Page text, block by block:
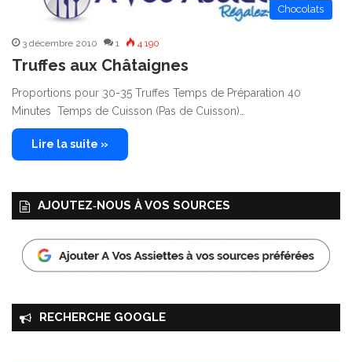
Chocolats
3 décembre 2010 1 4 190
Truffes aux Châtaignes
Proportions pour 30-35 Truffes Temps de Préparation 40
Minutes Temps de Cuisson (Pas de Cuisson)…
Lire la suite »
AJOUTEZ‑NOUS À VOS SOURCES
RECHERCHE GOOGLE